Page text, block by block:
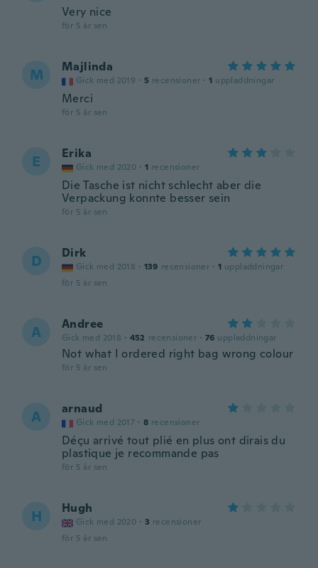
Very nice
för 5 år sen
M Majlinda
Gick med 2019 · 5 recensioner · 1 uppladdningar
Merci
för 5 år sen
E Erika
Gick med 2020 · 1 recensioner
Die Tasche ist nicht schlecht aber die
Verpackung konnte besser sein
för 5 år sen
D Dirk
Gick med 2018 · 139 recensioner · 1 uppladdningar
för 5 år sen
A Andree
Gick med 2018 · 452 recensioner · 76 uppladdningar
Not what I ordered right bag wrong colour
för 5 år sen
A arnaud
Gick med 2017 · 8 recensioner
Déçu arrivé tout plié en plus ont dirais du
plastique je recommande pas
för 5 år sen
H Hugh
Gick med 2020 · 3 recensioner
för 5 år sen